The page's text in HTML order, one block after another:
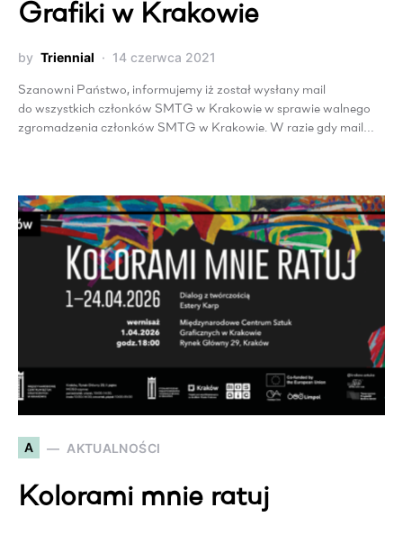
Grafiki w Krakowie
by Triennial 14 czerwca 2021
Szanowni Państwo, informujemy iż został wysłany mail
do wszystkich członków SMTG w Krakowie w sprawie walnego
zgromadzenia członków SMTG w Krakowie. W razie gdy mail…
A AKTUALNOŚCI
Kolorami mnie ratuj